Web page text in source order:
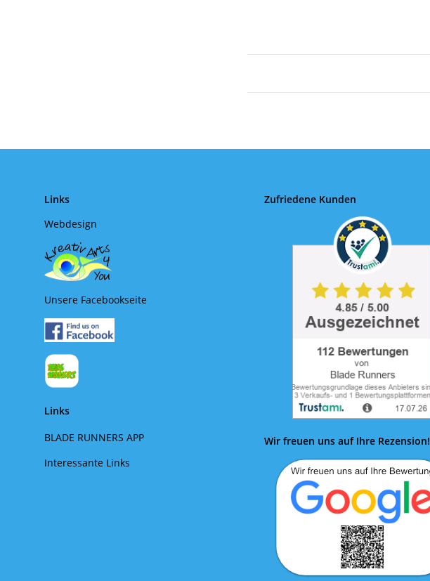
Links
Webdesign
Unsere Facebookseite
Links
BLADE RUNNERS APP
Interessante Links
Zufriedene Kunden
Wir freuen uns auf Ihre Rezension!